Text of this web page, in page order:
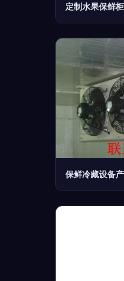
定制水果保鲜
保鲜冷藏设备